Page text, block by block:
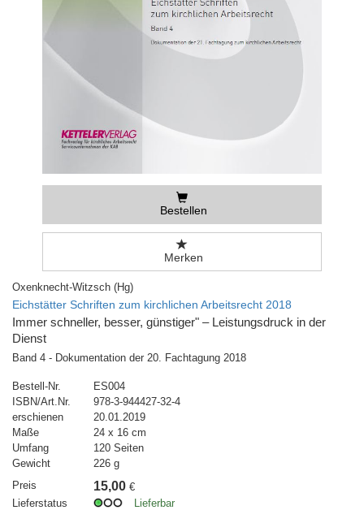
Bestellen
Merken
Oxenknecht-Witzsch (Hg)
Eichstätter Schriften zum kirchlichen Arbeitsrecht 2018
Immer schneller, besser, günstiger" – Leistungsdruck in der
Dienst
Band 4 - Dokumentation der 20. Fachtagung 2018
Bestell-Nr.
ES004
ISBN/Art.Nr.
978-3-944427-32-4
erschienen
20.01.2019
Maße
24 x 16 cm
Umfang
120 Seiten
Gewicht
226 g
Preis
15,00 €
Lieferstatus
Lieferbar